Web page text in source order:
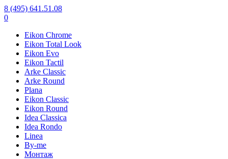
8 (495) 641.51.08
0
Eikon Chrome
Eikon Total Look
Eikon Evo
Eikon Tactil
Arke Classic
Arke Round
Plana
Eikon Classic
Eikon Round
Idea Classica
Idea Rondo
Linea
By-me
Монтаж